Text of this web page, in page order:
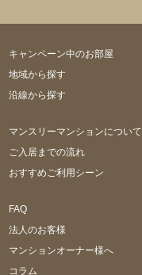
キャンペーン中のお部屋
地域から探す
沿線から探す
マンスリーマンションについて
ご入居までの流れ
おすすめご利用シーン
FAQ
法人のお客様
マンションオーナー様へ
コラム